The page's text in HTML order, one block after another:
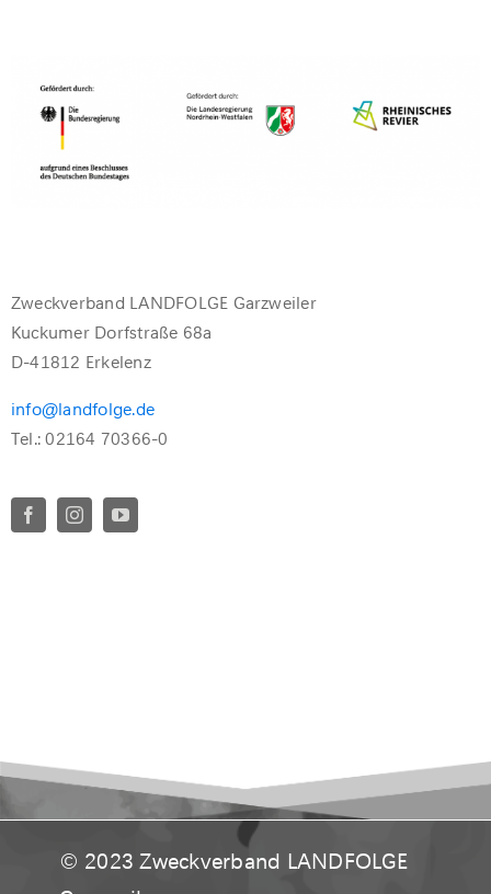
Zweckverband LANDFOLGE Garzweiler
Kuckumer Dorfstraße 68a
D-41812 Erkelenz
info@landfolge.de
Tel.: 02164 70366-0
© 2023Zweckverband LANDFOLGE